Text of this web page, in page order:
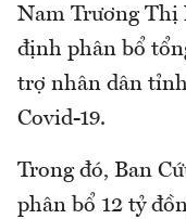
Nam Trương Thị
định phân bổ
trợ nhân dân
Covid-19.
Trong đó, Ban
phân bổ 12 tỷ